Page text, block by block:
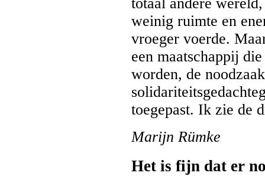
totaal andere
weinig ruimte en
vroeger voerde.
een maatschappij
worden, de
toegepast. Ik zie de
Marijn Rümke
Het is fijn dat er